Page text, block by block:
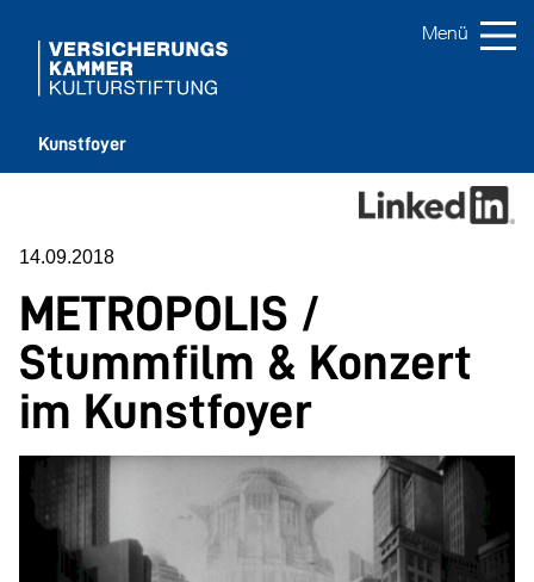
Kunstfoyer
14.09.2018
METROPOLIS /
Stummfilm & Konzert
im Kunstfoyer